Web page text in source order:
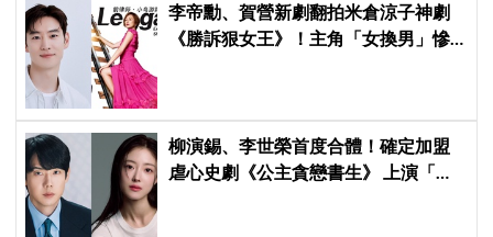
李帝勳、賀營新劇翻拍米倉涼子神劇
《勝訴狠女王》！主角「女換男」慘
柳演錫、李世榮首度合體！確定加盟
虐心史劇《公主貪戀書生》 上演「朝